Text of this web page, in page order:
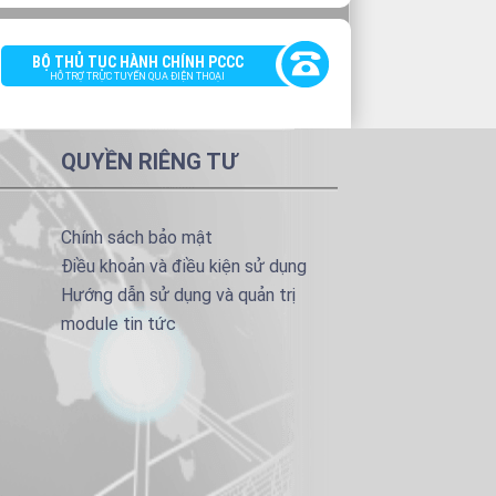
BỘ THỦ TỤC HÀNH CHÍNH PCCC
HỖ TRỢ TRỰC TUYẾN QUA ĐIỆN THOẠI
QUYỀN RIÊNG TƯ
Chính sách bảo mật
Điều khoản và điều kiện sử dụng
Hướng dẫn sử dụng và quản trị
module tin tức